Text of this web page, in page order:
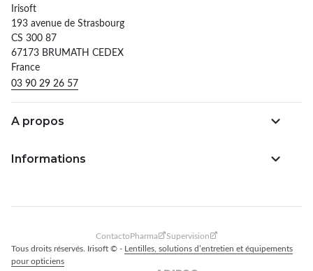
Irisoft
193 avenue de Strasbourg
CS 300 87
67173 BRUMATH CEDEX
France
03 90 29 26 57
A propos
Informations
ContactoPharma
Supervision
Tous droits réservés. Irisoft © - Lentilles, solutions d’entretien et équipements
pour opticiens